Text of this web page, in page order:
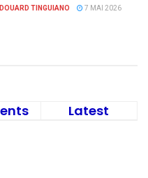
TINGUIANO 7 MAI 2026
Latest